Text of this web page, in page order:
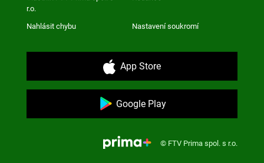
r.o.
Nahlásit chybu Nastavení soukromí
App Store
Google Play
© FTV Prima spol. s r.o.